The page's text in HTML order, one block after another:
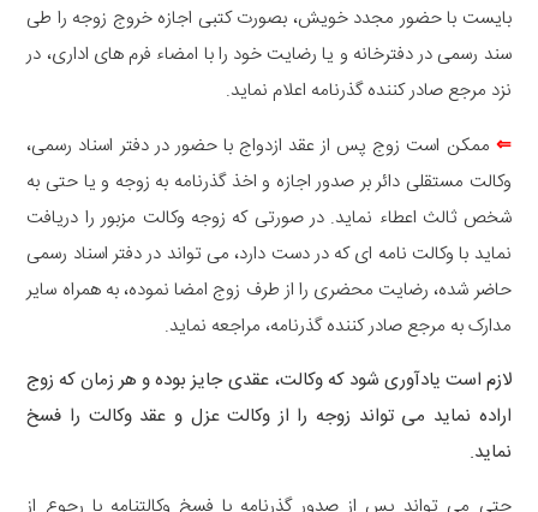
بایست با حضور مجدد خویش، بصورت کتبی اجازه خروج زوجه را طی
سند رسمی در دفترخانه و یا رضایت خود را با امضاء فرم های اداری، در
نزد مرجع صادر کننده گذرنامه اعلام نماید.
⇐ ممکن است زوج پس از عقد ازدواج با حضور در دفتر اسناد رسمی،
وکالت مستقلی دائر بر صدور اجازه و اخذ گذرنامه به زوجه و یا حتی به
شخص ثالث اعطاء نماید. در صورتی که زوجه وکالت مزبور را دریافت
نماید با وکالت نامه ای که در دست دارد، می تواند در دفتر اسناد رسمی
حاضر شده، رضایت محضری را از طرف زوج امضا نموده، به همراه سایر
مدارک به مرجع صادر کننده گذرنامه، مراجعه نماید.
لازم است یادآوری شود که وکالت، عقدی جایز بوده و هر زمان که زوج
اراده نماید می تواند زوجه را از وکالت عزل و عقد وکالت را فسخ
نماید.